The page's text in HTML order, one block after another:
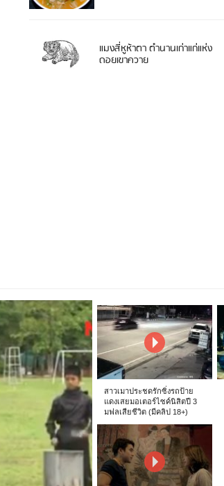
แมงสี่หูห้าตา ตำนานเก่าแก่แห่ง
ดอยเขาควาย
สาวเมาประชดรักซิ่งรถป้าย
แดงเสยมอเตอร์ไซค์นิสิตปี 3
มฟลเสียชีวิต (มีคลิป 18+)